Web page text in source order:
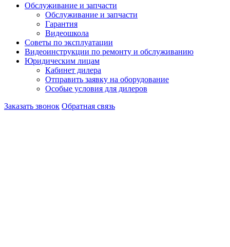
Обслуживание и запчасти
Обслуживание и запчасти
Гарантия
Видеошкола
Советы по эксплуатации
Видеоинструкции по ремонту и обслуживанию
Юридическим лицам
Кабинет дилера
Отправить заявку на оборудование
Особые условия для дилеров
Заказать звонок Обратная связь